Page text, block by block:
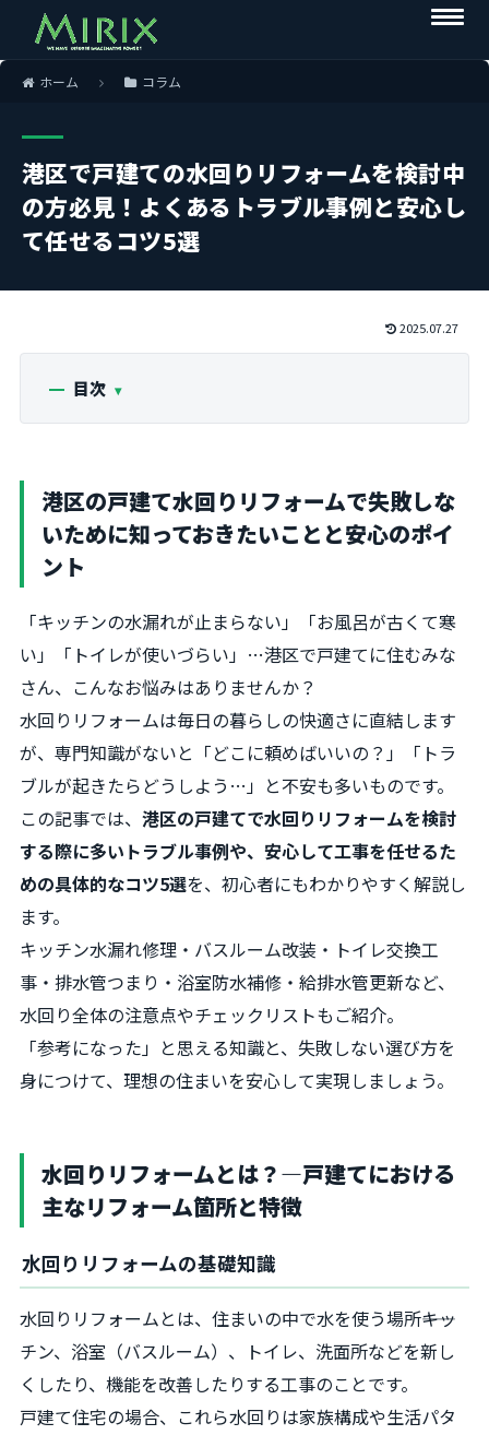
ホーム コラム
港区で戸建ての水回りリフォームを検討中
の方必見！よくあるトラブル事例と安心し
て任せるコツ5選
2025.07.27
目次
港区の戸建て水回りリフォームで失敗しな
いために知っておきたいことと安心のポイ
ント
「キッチンの水漏れが止まらない」「お風呂が古くて寒
い」「トイレが使いづらい」…港区で戸建てに住むみな
さん、こんなお悩みはありませんか？
水回りリフォームは毎日の暮らしの快適さに直結します
が、専門知識がないと「どこに頼めばいいの？」「トラ
ブルが起きたらどうしよう…」と不安も多いものです。
この記事では、 港区の戸建てで水回りリフォームを検討
する際に多いトラブル事例や、安心して工事を任せるた
めの具体的なコツ5選を、初心者にもわかりやすく解説し
ます。
キッチン水漏れ修理・バスルーム改装・トイレ交換工
事・排水管つまり・浴室防水補修・給排水管更新など、
水回り全体の注意点やチェックリストもご紹介。
「参考になった」と思える知識と、失敗しない選び方を
身につけて、理想の住まいを安心して実現しましょう。
水回りリフォームとは？―戸建てにおける
主なリフォーム箇所と特徴
水回りリフォームの基礎知識
水回りリフォームとは、住まいの中で水を使う場所――キッ
チン、浴室（バスルーム）、トイレ、洗面所などを新し
くしたり、機能を改善したりする工事のことです。
戸建て住宅の場合、これら水回りは家族構成や生活パタ